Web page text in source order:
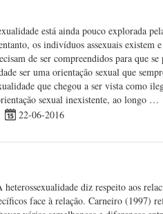
está ainda pouco explorada
os indivíduos assexuais
de ser compreendidos para que
ser uma orientação sexual que
que chegou a ser vista como
sexual inexistente, ao longo …
22-06-2016
heterossexualidade diz respeito aos
face à relação. Carneiro (1997)